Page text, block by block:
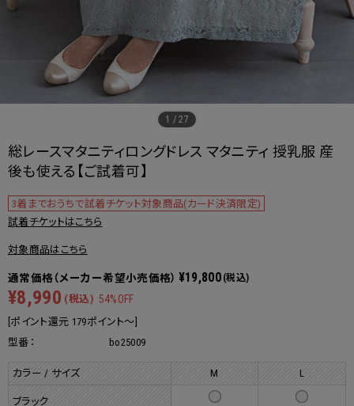
1 /27
総レースマタニティロングドレス マタニティ 授乳服 産
後も使える【ご試着可】
3着までおうちで試着チケット対象商品(カード決済限定)
試着チケットはこちら
対象商品はこちら
¥19,800 (税込)
¥8,990 (税込) 54%OFF
[ポイント還元 179ポイント～]
型番：
bo25009
カラー / サイズ M L
ブラック